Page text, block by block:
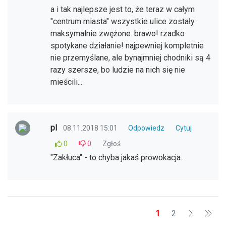
a i tak najlepsze jest to, że teraz w całym
"centrum miasta" wszystkie ulice zostały
maksymalnie zwężone. brawo! rzadko
spotykane działanie! najpewniej kompletnie
nie przemyślane, ale bynajmniej chodniki są 4
razy szersze, bo ludzie na nich się nie
mieścili...
pl 08.11.2018 15:01 Odpowiedz
Cytuj
0
0 Zgłoś
"Zakłuca" - to chyba jakaś prowokacja...
1 2